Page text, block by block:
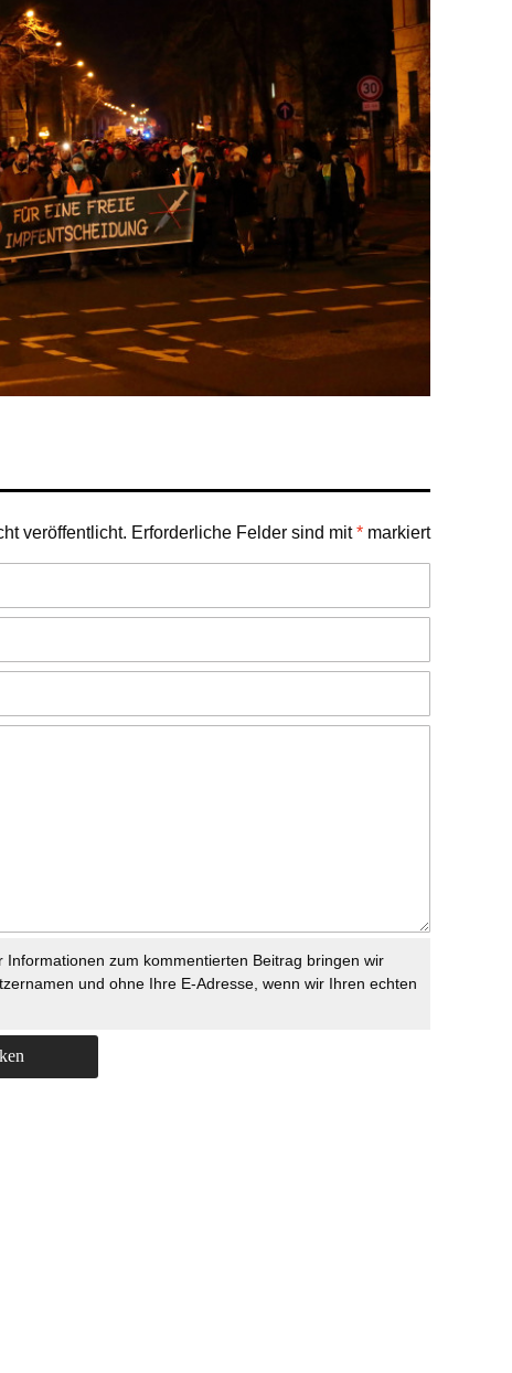
veröffentlicht. Erforderliche Felder sind mit* markiert
Informationen zum kommentierten Beitrag bringen wir
und ohne Ihre E-Adresse, wenn wir Ihren echten